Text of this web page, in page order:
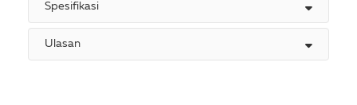
Spesifikasi
Ulasan